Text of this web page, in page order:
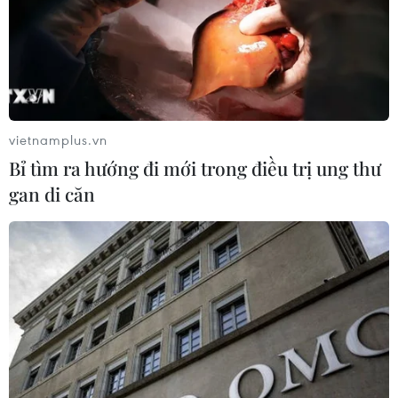
05/08/2026 06:41
Afghanistan đối mặt khủng hoảng
lương thực nghiêm trọng do thiếu
hụt viện trợ
05/08/2026 06:41
Tổng thống Hàn Quốc nhấn mạnh
duy trì hòa bình trên bán đảo Triều
Tiên
05/08/2026 05:58
Nhật Bản thúc đẩy phát triển lò phản
ứng modul cỡ nhỏ
05/08/2026 04:59
vietnamplus.vn
Bỉ tìm ra hướng đi mới trong điều trị ung thư
gan di căn